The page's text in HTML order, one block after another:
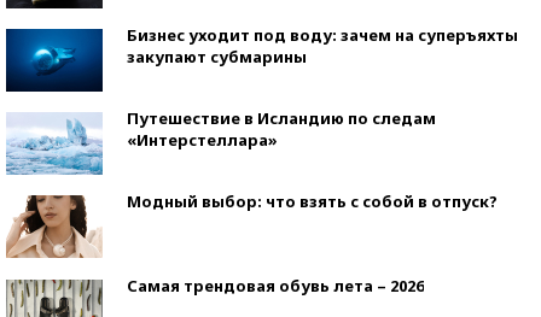
Бизнес уходит под воду: зачем на суперъяхты
закупают субмарины
Путешествие в Исландию по следам
«Интерстеллара»
Модный выбор: что взять с собой в отпуск?
Самая трендовая обувь лета – 2026